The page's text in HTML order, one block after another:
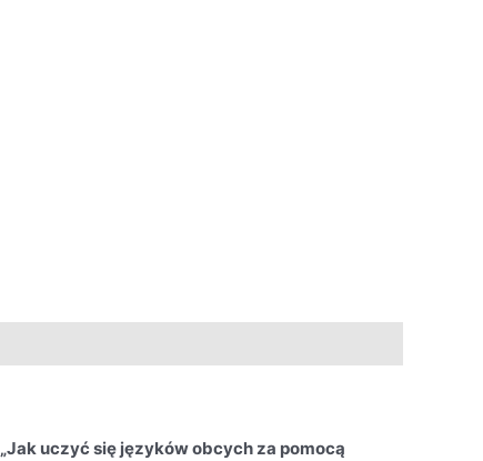
„Jak uczyć się języków obcych za pomocą